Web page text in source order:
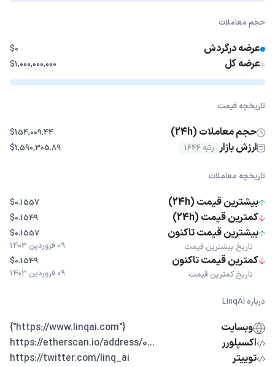
حجم معاملات
عرضه درگردش $0
عرضه کل $1,000,000,000
تاریخچه قیمت
حجم معاملات (24h) $154,009.44
ارزش بازار رتبه 1646 $1,590,305.89
تاریخچه معاملات
بیشترین قیمت (24h) $0.1557
کمترین قیمت (24h) $0.1549
بیشترین قیمت تاکنون
تاریخ بیشترین قیمت
$0.1557
09 فروردین 1403
کمترین قیمت تاکنون
تاریخ کمترین قیمت
$0.1549
09 فروردین 1403
درباره LinqAI
وبسایت
{"https://www.linqai.com"}
اکسپلورر
...https://etherscan.io/address/0
توییتر
https://twitter.com/linq_ai